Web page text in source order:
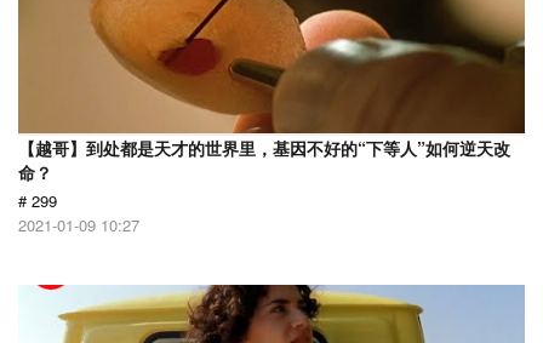
【越哥】到处都是天才的世界里，基因不好的“下等人”如何逆天改
命？
# 299
2021-01-09 10:27